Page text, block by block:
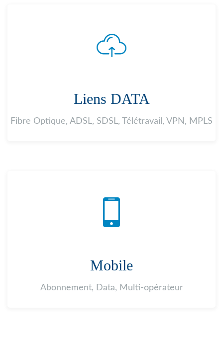
Liens DATA
Fibre Optique, ADSL, SDSL, Télétravail, VPN, MPLS
Mobile
Abonnement, Data, Multi-opérateur